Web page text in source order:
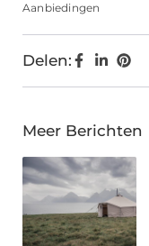
Aanbiedingen
Delen:
Meer Berichten